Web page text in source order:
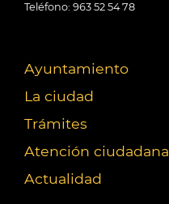
Teléfono: 963 52 54 78
Ayuntamiento
La ciudad
Trámites
Atención ciudadana
Actualidad